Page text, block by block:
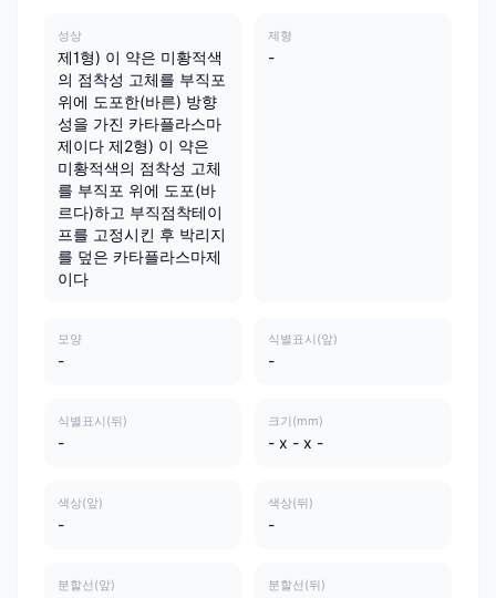
성상
제1형) 이 약은 미황적색
의 점착성 고체를 부직포
위에 도포한(바른) 방향
성을 가진 카타플라스마
제이다 제2형) 이 약은
미황적색의 점착성 고체
를 부직포 위에 도포(바
르다)하고 부직점착테이
프를 고정시킨 후 박리지
를 덮은 카타플라스마제
이다
제형
-
모양
-
식별표시(앞)
-
식별표시(뒤)
-
크기(mm)
- x - x -
색상(앞)
-
색상(뒤)
-
분할선(앞) 분할선(뒤)